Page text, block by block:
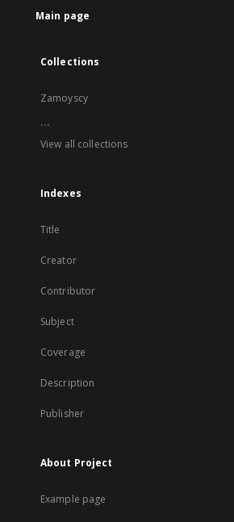
Main page
Collections
Zamoyscy
...
View all collections
Indexes
Title
Creator
Contributor
Subject
Coverage
Description
Publisher
About Project
Example page